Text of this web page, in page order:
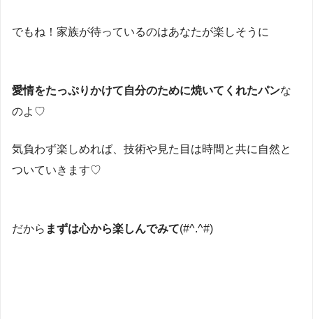
でもね！家族が待っているのはあなたが楽しそうに
愛情をたっぷりかけて自分のために焼いてくれたパンな
のよ♡
気負わず楽しめれば、技術や見た目は時間と共に自然と
ついていきます♡
だから まずは心から楽しんでみて(#^.^#)